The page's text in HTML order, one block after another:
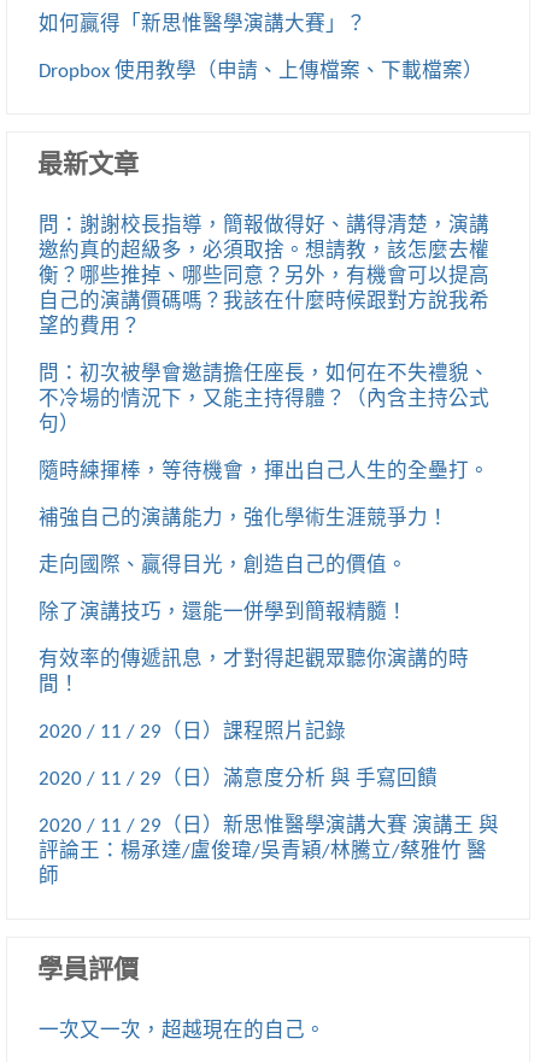
如何贏得「新思惟醫學演講大賽」？
Dropbox 使用教學（申請、上傳檔案、下載檔案）
最新文章
問：謝謝校長指導，簡報做得好、講得清楚，演講
邀約真的超級多，必須取捨。想請教，該怎麼去權
衡？哪些推掉、哪些同意？另外，有機會可以提高
自己的演講價碼嗎？我該在什麼時候跟對方說我希
望的費用？
問：初次被學會邀請擔任座長，如何在不失禮貌、
不冷場的情況下，又能主持得體？（內含主持公式
句）
隨時練揮棒，等待機會，揮出自己人生的全壘打。
補強自己的演講能力，強化學術生涯競爭力！
走向國際、贏得目光，創造自己的價值。
除了演講技巧，還能一併學到簡報精髓！
有效率的傳遞訊息，才對得起觀眾聽你演講的時
間！
2020 / 11 / 29（日）課程照片記錄
2020 / 11 / 29（日）滿意度分析 與 手寫回饋
2020 / 11 / 29（日）新思惟醫學演講大賽 演講王 與
評論王：楊承達/盧俊瑋/吳青穎/林騰立/蔡雅竹 醫
師
學員評價
一次又一次，超越現在的自己。